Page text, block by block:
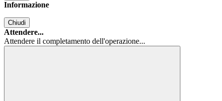
Informazione
Chiudi
Attendere...
Attendere il completamento dell'operazione...